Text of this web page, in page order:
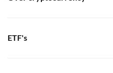
ETF's